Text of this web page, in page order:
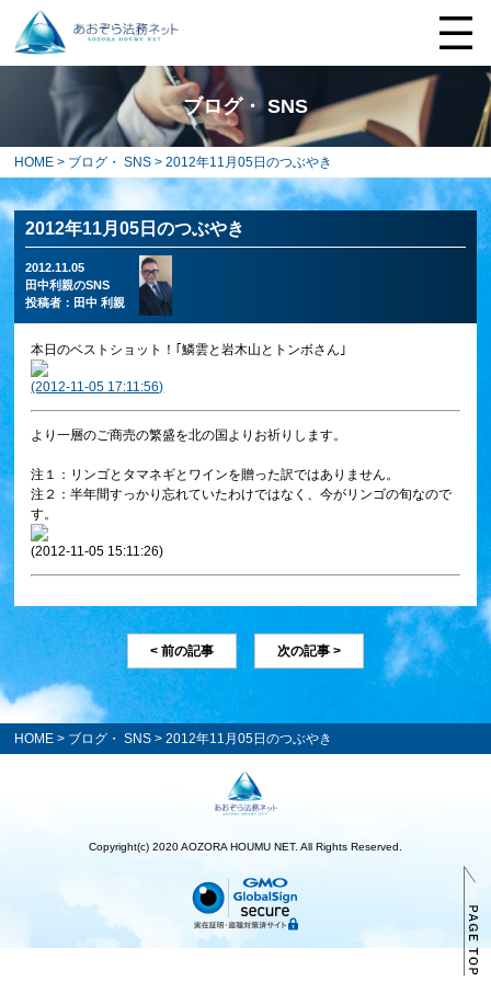
ブログ・ SNS
HOME > ブログ・ SNS > 2012年11月05日のつぶやき
2012年11月05日のつぶやき
2012.11.05
田中利親のSNS
投稿者： 田中 利親
本日のベストショット！｢鱗雲と岩木山とトンボさん｣
(2012-11-05 17:11:56)
より一層のご商売の繁盛を北の国よりお祈りします。
注１：リンゴとタマネギとワインを贈った訳ではありません。
注２：半年間すっかり忘れていたわけではなく、今がリンゴの旬なので
す。
(2012-11-05 15:11:26)
< 前の記事 次の記事 >
HOME > ブログ・ SNS > 2012年11月05日のつぶやき
Copyright(c) 2020 AOZORA HOUMU NET. All Rights Reserved.